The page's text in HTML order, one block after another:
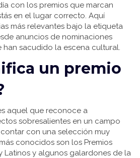
con los premios que marcan
en el lugar correcto. Aquí
más relevantes bajo la etiqueta
anuncios de nominaciones
han sacudido la escena cultural.
un premio
aquel que reconoce a
sobresalientes en un campo
con una selección muy
conocidos son los Premios
Latinos y algunos galardones de la